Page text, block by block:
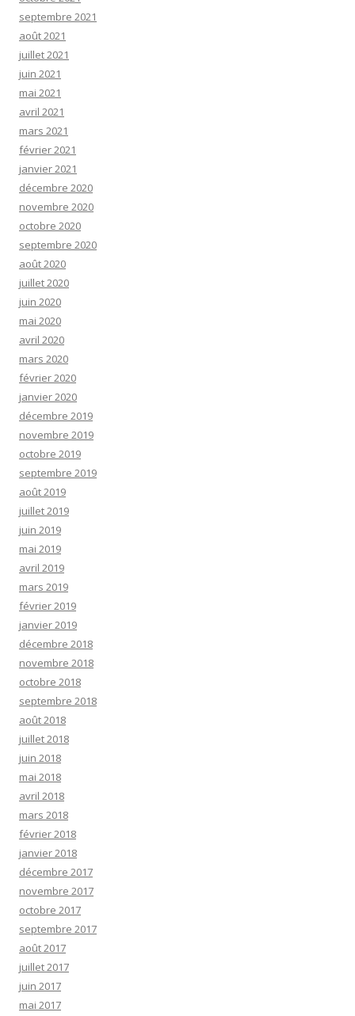
septembre 2021
août 2021
juillet 2021
juin 2021
mai 2021
avril 2021
mars 2021
février 2021
janvier 2021
décembre 2020
novembre 2020
octobre 2020
septembre 2020
août 2020
juillet 2020
juin 2020
mai 2020
avril 2020
mars 2020
février 2020
janvier 2020
décembre 2019
novembre 2019
octobre 2019
septembre 2019
août 2019
juillet 2019
juin 2019
mai 2019
avril 2019
mars 2019
février 2019
janvier 2019
décembre 2018
novembre 2018
octobre 2018
septembre 2018
août 2018
juillet 2018
juin 2018
mai 2018
avril 2018
mars 2018
février 2018
janvier 2018
décembre 2017
novembre 2017
octobre 2017
septembre 2017
août 2017
juillet 2017
juin 2017
mai 2017